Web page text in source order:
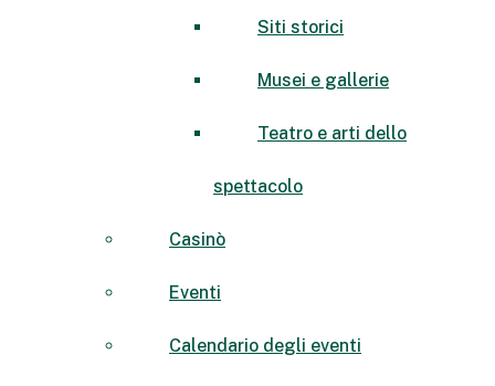
Siti storici
Musei e gallerie
Teatro e arti dello
spettacolo
Casinò
Eventi
Calendario degli eventi